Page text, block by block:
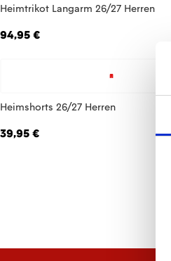
Heimtrikot Langarm 26/27 Herren
94,95 €
Heimshorts 26/27 Herren
39,95 €